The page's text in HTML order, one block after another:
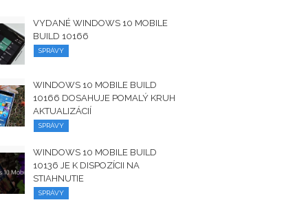
VYDANÉ WINDOWS 10 MOBILE
BUILD 10166
SPRÁVY
WINDOWS 10 MOBILE BUILD
10166 DOSAHUJE POMALÝ KRUH
AKTUALIZÁCIÍ
SPRÁVY
WINDOWS 10 MOBILE BUILD
10136 JE K DISPOZÍCII NA
STIAHNUTIE
SPRÁVY